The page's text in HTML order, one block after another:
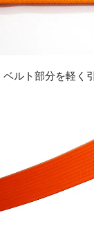
ベルト部分を軽く